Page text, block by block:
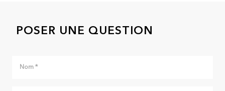
POSER UNE QUESTION